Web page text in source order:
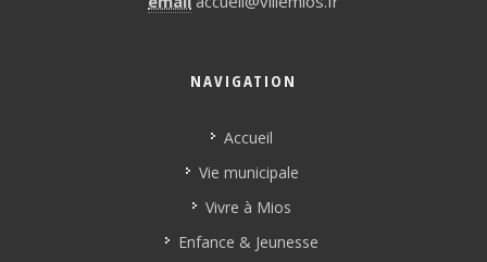
NAVIGATION
Accueil
Vie municipale
Vivre à Mios
Enfance & Jeunesse